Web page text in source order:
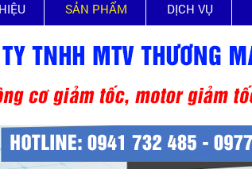
SẢN PHẨM DỊCH VỤ